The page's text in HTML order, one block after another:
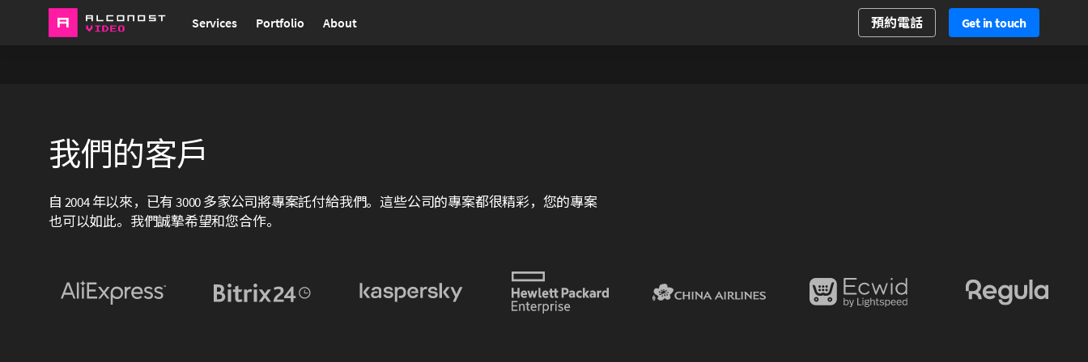
Services Portfolio About 預約電話 Get in touch
我們的客戶
自 2004 年以來，已有 3000 多家公司將專案託付給我們。這些公司的專案都很精彩，您的專案
也可以如此。我們誠摯希望和您合作。